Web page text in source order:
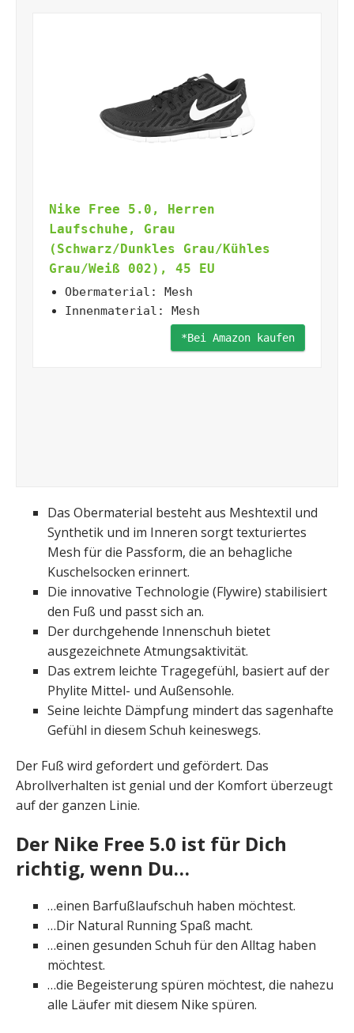
Nike Free 5.0, Herren
Laufschuhe, Grau
(Schwarz/Dunkles Grau/Kühles
Grau/Weiß 002), 45 EU
Obermaterial: Mesh
Innenmaterial: Mesh
*Bei Amazon kaufen
Das Obermaterial besteht aus Meshtextil und
Synthetik und im Inneren sorgt texturiertes
Mesh für die Passform, die an behagliche
Kuschelsocken erinnert.
Die innovative Technologie (Flywire) stabilisiert
den Fuß und passt sich an.
Der durchgehende Innenschuh bietet
ausgezeichnete Atmungsaktivität.
Das extrem leichte Tragegefühl, basiert auf der
Phylite Mittel- und Außensohle.
Seine leichte Dämpfung mindert das sagenhafte
Gefühl in diesem Schuh keineswegs.
Der Fuß wird gefordert und gefördert. Das
Abrollverhalten ist genial und der Komfort überzeugt
auf der ganzen Linie.
Der Nike Free 5.0 ist für Dich
richtig, wenn Du…
…einen Barfußlaufschuh haben möchtest.
…Dir Natural Running Spaß macht.
…einen gesunden Schuh für den Alltag haben
möchtest.
…die Begeisterung spüren möchtest, die nahezu
alle Läufer mit diesem Nike spüren.